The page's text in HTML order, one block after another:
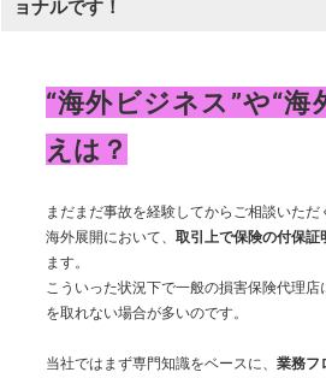
ョナルです！
“海外ビジネス”や“海
えは？
まだまだ事故を経験してからご相談いただ
海外展開において、 取引上で保険の付保証
ます。
こういった状況下で一般の損害保険代理
を取れない場合が多いのです。
当社ではまず専門知識をベースに、業務フ